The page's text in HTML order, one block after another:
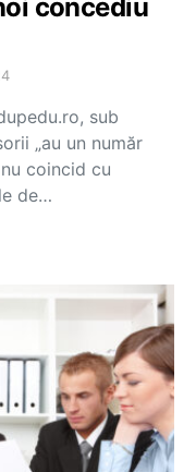
concediu
sub
„au un număr
coincid cu
de…